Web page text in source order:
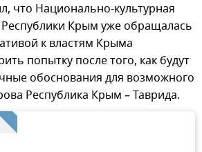
что Национально-культурная
Крым уже обращалась
к властям Крыма
попытку после того, как будут
обоснования для возможного
Республика Крым – Таврида.